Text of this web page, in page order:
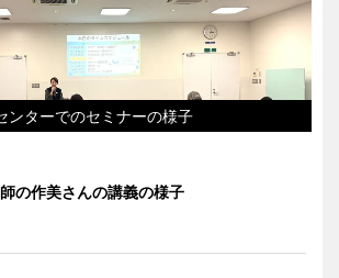
ンターでのセミナーの様子
の作美さんの講義の様子